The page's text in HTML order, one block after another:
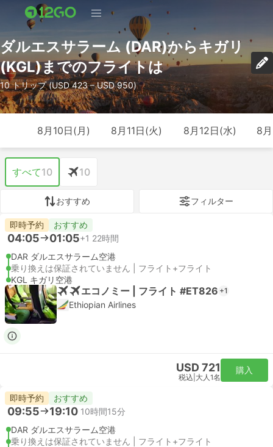
ダルエスサラーム (DAR)からキガリ
(KGL)までのフライトは
10 トリップ (USD 423 – USD 950)
8月10日(月) 8月11日(火) 8月12日(水) 8
すべて10 10
おすすめ フィルター
即時予約 おすすめ
04:05 01:05+1 22時間
DAR ダルエスサラーム空港
乗り換えは保証されていません | フライト+フライト
KGL キガリ空港
エコノミー | フライト #ET826 +1
Ethiopian Airlines
USD 721
税込 大人1名
購入
即時予約 おすすめ
09:55 19:10 10時間15分
DAR ダルエスサラーム空港
乗り換えは保証されていません | フライト+フライト